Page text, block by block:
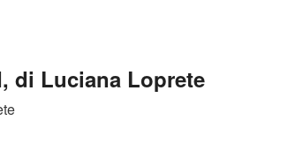
di Luciana Loprete